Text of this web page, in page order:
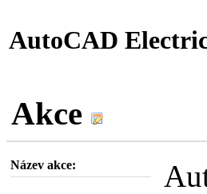
AutoCAD
Akce
Název akce: